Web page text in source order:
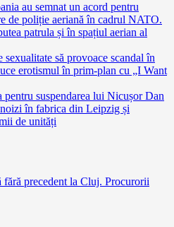
au semnat un acord pentru
de poliție aeriană în cadrul NATO.
patrula și în spațiul aerian al
să provoace scandal în
erotismul în prim-plan cu „I Want
suspendarea lui Nicușor Dan
în fabrica din Leipzig și
de unități
fără precedent la Cluj. Procurorii